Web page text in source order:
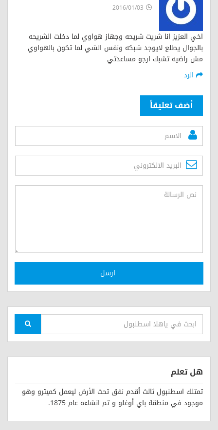
2016/01/03
اخي العزيز انا شريت شريحه وجهاز هواوي لما دخلت الشريحه
بالجوال يطلع لايوجد شبكه ونفس الشي لما تكون بالهواوي
مش راضيه تشبك ارجو مساعدتي
الرد
أضف تعليقاً
ارسل
هل تعلم
تمتلك اسطنبول ثالث أقدم نفق تحت الأرض ليعمل كميترو وهو
موجود في منطقة باي أوغلو و تم انشاءه عام 1875.